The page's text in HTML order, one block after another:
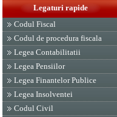
Legaturi rapide
Codul Fiscal
Codul de procedura fiscala
Legea Contabilitatii
Legea Pensiilor
Legea Finantelor Publice
Legea Insolventei
Codul Civil